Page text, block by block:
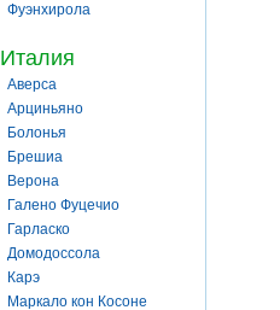
Фуэнхирола
Италия
Аверса
Арциньяно
Болонья
Брешиа
Верона
Галено Фуцечио
Гарласко
Домодоссола
Карэ
Маркало кон Косоне